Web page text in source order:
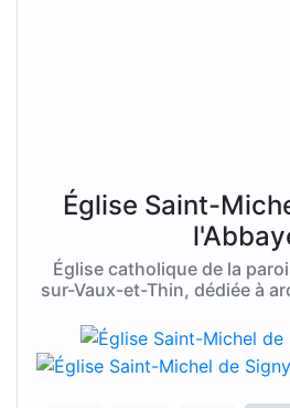
Église Saint-
Église catholique de la
sur-Vaux-et-Thin, dédiée à